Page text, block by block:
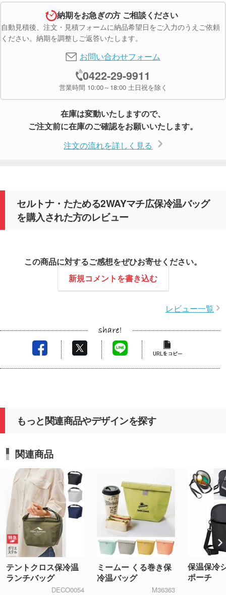
納期をお急ぎの方 ご相談ください
自動見積後、注文・見積フォームに納品希望日をご入力のうえご依頼
ください。納期を調整しご返答いたします。
お問い合わせフォーム
0422-29-9911
営業時間 10:00～18:00 土日祝を除く
在庫は変動いたしますので、
ご注文前に在庫のご確認をお願いいたします。
注文の流れを詳しく見る
セルトナ・たためる2WAYマチ広保冷温バッグ
を購入された方のレビュー
この商品に対するご感想をぜひお寄せください。
新規コメントを書き込む
レビュー一覧
もっと関連商品やデザインを探す
関連商品
テントクロス保冷温
ランチバッグ
DECO0054
ミームー くる巻き保
冷温バッグ
M36363
保温保冷
ポーチ